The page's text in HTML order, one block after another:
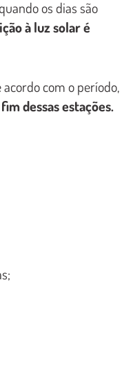
os dias são
à luz solar é
com o período,
dessas estações.